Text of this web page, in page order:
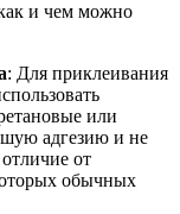
и чем можно
: Для приклеивания
или
адгезию и не
от
обычных